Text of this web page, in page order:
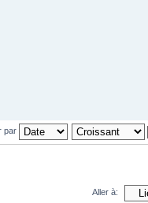
par
Aller à: